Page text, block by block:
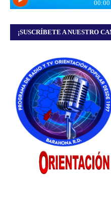
¡SUSCRÍBETE A NUESTRO